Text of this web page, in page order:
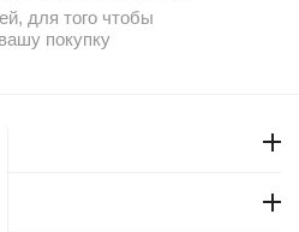
для того чтобы
покупку